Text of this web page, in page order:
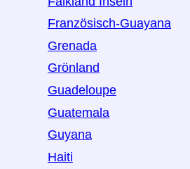
Französisch-Guayana
Grenada
Grönland
Guadeloupe
Guatemala
Guyana
Haiti